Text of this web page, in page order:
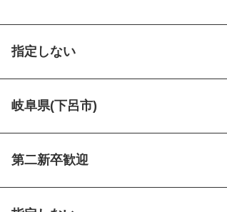
指定しない
岐阜県(下呂市)
第二新卒歓迎